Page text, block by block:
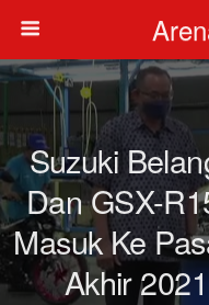
Suzuki
Dan GSX-
Masuk Ke
Akhir